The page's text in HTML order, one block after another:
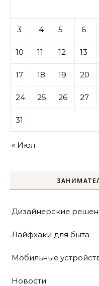
3 4 5 6
10 11 12 13
17 18 19 20
24 25 26 27
31
« Июл
Дизайнерские
Лайфхаки для быта
Мобильные
Новости